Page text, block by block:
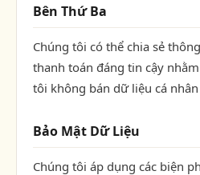
Bên Thứ Ba
Chúng tôi có thể chia sẻ
thanh toán đáng tin cậy
tôi không bán dữ liệu cá nhân
Bảo Mật Dữ Liệu
Chúng tôi áp dụng các biện